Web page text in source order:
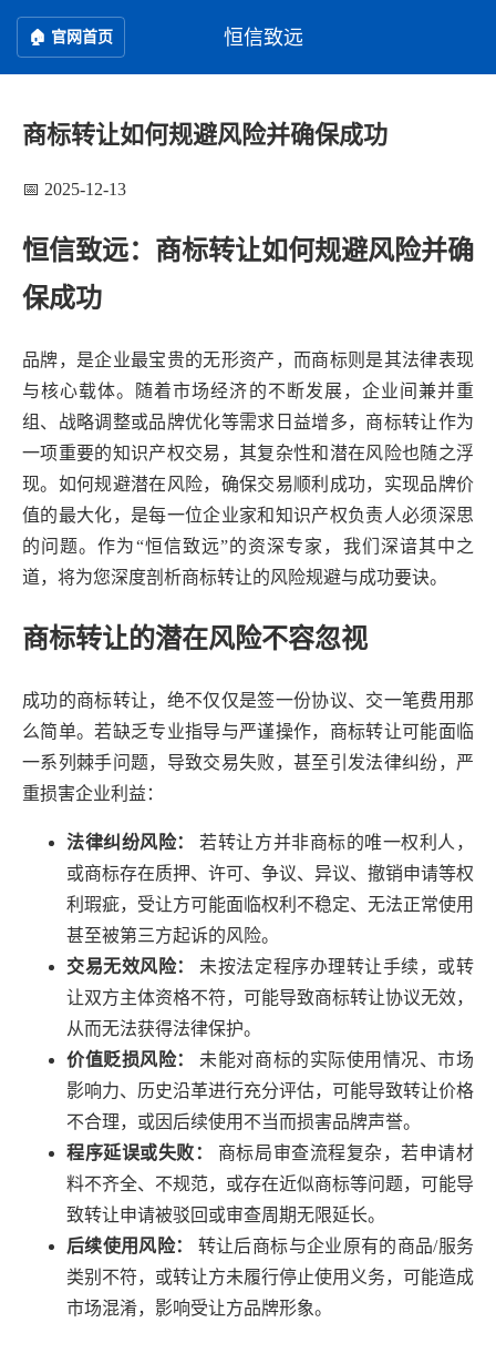
🏠 官网首页 恒信致远
商标转让如何规避风险并确保成功
📅 2025-12-13
恒信致远：商标转让如何规避风险并确
保成功
品牌，是企业最宝贵的无形资产，而商标则是其法律表现
与核心载体。随着市场经济的不断发展，企业间兼并重
组、战略调整或品牌优化等需求日益增多，商标转让作为
一项重要的知识产权交易，其复杂性和潜在风险也随之浮
现。如何规避潜在风险，确保交易顺利成功，实现品牌价
值的最大化，是每一位企业家和知识产权负责人必须深思
的问题。作为“恒信致远”的资深专家，我们深谙其中之
道，将为您深度剖析商标转让的风险规避与成功要诀。
商标转让的潜在风险不容忽视
成功的商标转让，绝不仅仅是签一份协议、交一笔费用那
么简单。若缺乏专业指导与严谨操作，商标转让可能面临
一系列棘手问题，导致交易失败，甚至引发法律纠纷，严
重损害企业利益：
法律纠纷风险：
若转让方并非商标的唯一权利人，
或商标存在质押、许可、争议、异议、撤销申请等权
利瑕疵，受让方可能面临权利不稳定、无法正常使用
甚至被第三方起诉的风险。
交易无效风险：
未按法定程序办理转让手续，或转
让双方主体资格不符，可能导致商标转让协议无效，
从而无法获得法律保护。
价值贬损风险：
未能对商标的实际使用情况、市场
影响力、历史沿革进行充分评估，可能导致转让价格
不合理，或因后续使用不当而损害品牌声誉。
程序延误或失败：
商标局审查流程复杂，若申请材
料不齐全、不规范，或存在近似商标等问题，可能导
致转让申请被驳回或审查周期无限延长。
后续使用风险：
转让后商标与企业原有的商品/服务
类别不符，或转让方未履行停止使用义务，可能造成
市场混淆，影响受让方品牌形象。